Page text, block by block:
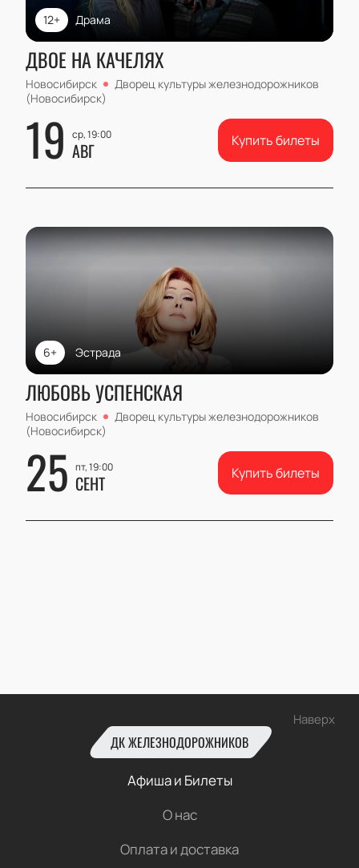
Драма
12+
ДВОЕ НА КАЧЕЛЯХ
Новосибирск
Дворец культуры железнодорожников
(Новосибирск)
19 ср, 19:00
АВГ Купить билеты
Эстрада
6+
ЛЮБОВЬ УСПЕНСКАЯ
Новосибирск
Дворец культуры железнодорожников
(Новосибирск)
25 пт, 19:00
СЕНТ Купить билеты
Наверх
ДК ЖЕЛЕЗНОДОРОЖНИКОВ
Афиша и Билеты
О нас
Оплата и доставка